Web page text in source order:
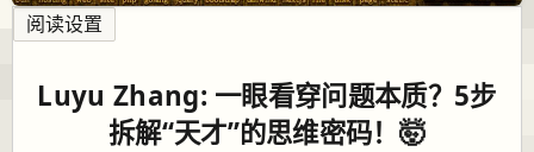
阅读设置
Luyu Zhang: 一眼看穿问题本质？5步
拆解“天才”的思维密码！🤯